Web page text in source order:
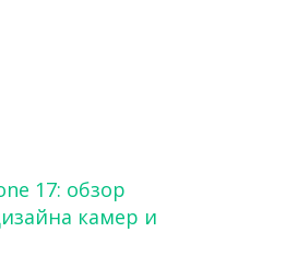
17: обзор
камер и